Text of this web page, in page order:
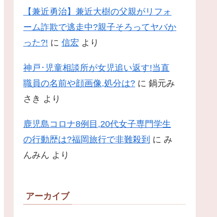
【兼近勇治】兼近大樹の父親がリフォ
ーム詐欺で逃走中?親子そろってヤバか
った?! に 信宏 より
神戸･児童相談所が女児追い返す!当直
職員の名前や顔画像,処分は? に 鍋元み
さき より
鹿児島コロナ8例目,20代女子専門学生
の行動歴は?福岡旅行で非難殺到 に み
んみん より
アーカイブ